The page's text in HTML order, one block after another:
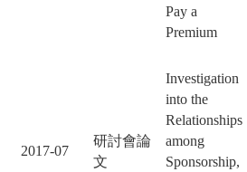
Pay a
Premium
2017-07
研討會論
文
Investigation
into the
Relationships
among
Sponsorship,